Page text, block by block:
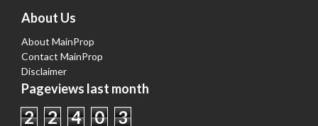
About Us
About MainProp
Contact MainProp
Disclaimer
Pageviews last month
2 2 4 0 3